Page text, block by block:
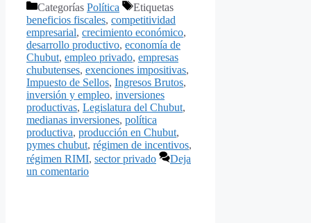
Categorías Política
Etiquetas
beneficios fiscales, competitividad
empresarial, crecimiento económico,
desarrollo productivo, economía de
Chubut, empleo privado, empresas
chubutenses, exenciones impositivas,
Impuesto de Sellos, Ingresos Brutos,
inversión y empleo, inversiones
productivas, Legislatura del Chubut,
medianas inversiones, política
productiva, producción en Chubut,
pymes chubut, régimen de incentivos,
régimen RIMI, sector privado
Deja
un comentario